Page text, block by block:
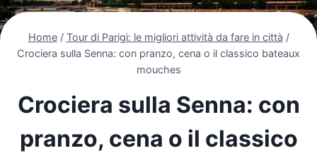
Home / Tour di Parigi: le migliori attività da fare in città /
Crociera sulla Senna: con pranzo, cena o il classico bateaux
mouches
Crociera sulla Senna: con
pranzo, cena o il classico